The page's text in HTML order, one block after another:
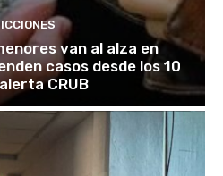
van al alza en
casos desde los 10
CRUB